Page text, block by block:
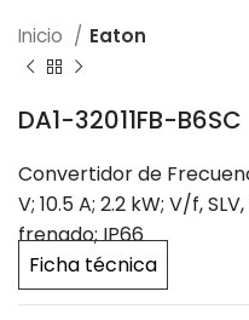
Inicio Eaton
DA1-32011FB-B6SC
Convertidor de
V; 10.5 A; 2.2 kW; V/f,
frenado; IP66
Ficha técnica